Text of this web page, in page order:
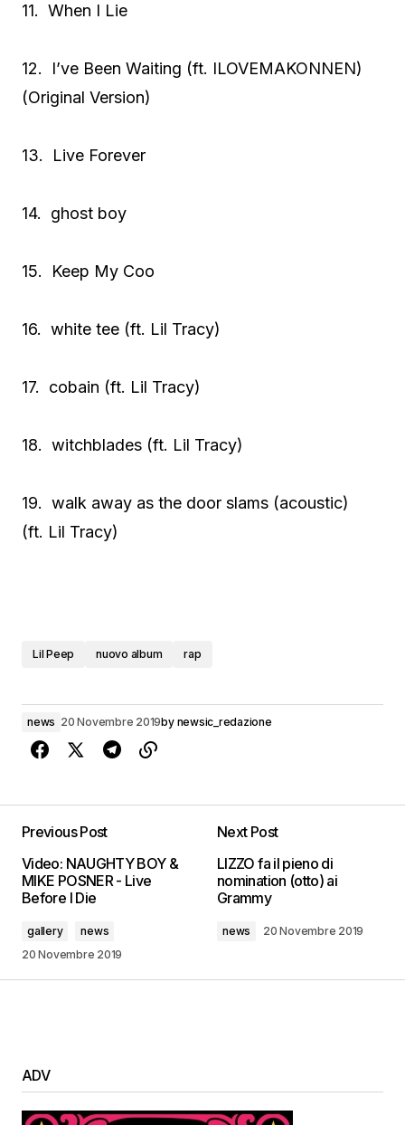
11. When I Lie
12. I’ve Been Waiting (ft. ILOVEMAKONNEN)
(Original Version)
13. Live Forever
14. ghost boy
15. Keep My Coo
16. white tee (ft. Lil Tracy)
17. cobain (ft. Lil Tracy)
18. witchblades (ft. Lil Tracy)
19. walk away as the door slams (acoustic)
(ft. Lil Tracy)
Lil Peep nuovo album rap
news 20 Novembre 2019by newsic_redazione
Previous Post
Video: NAUGHTY BOY &
MIKE POSNER - Live
Before I Die
gallery
news
20 Novembre 2019
Next Post
LIZZO fa il pieno di
nomination (otto) ai
Grammy
news 20 Novembre 2019
ADV